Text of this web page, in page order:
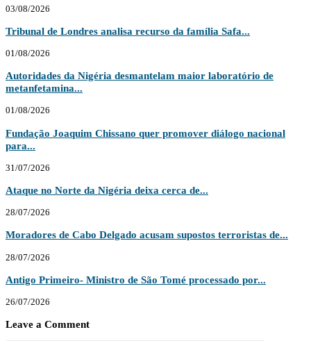
03/08/2026
Tribunal de Londres analisa recurso da família Safa...
01/08/2026
Autoridades da Nigéria desmantelam maior laboratório de
metanfetamina...
01/08/2026
Fundação Joaquim Chissano quer promover diálogo nacional
para...
31/07/2026
Ataque no Norte da Nigéria deixa cerca de...
28/07/2026
Moradores de Cabo Delgado acusam supostos terroristas de...
28/07/2026
Antigo Primeiro- Ministro de São Tomé processado por...
26/07/2026
Leave a Comment